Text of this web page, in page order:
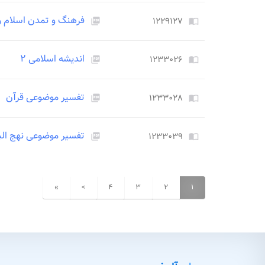
import_contacts ۱۲۲۹۱۲۷ picture_as_pdf فرهنگ و تمدن اسلام
import_contacts ۱۲۳۳۰۲۶ picture_as_pdf اندیشه اسلامی ۲
import_contacts ۱۲۳۳۰۲۸ picture_as_pdf تفسیر موضوعی قرآن
import_contacts ۱۲۳۳۰۳۹ picture_as_pdf تفسیر موضوعی نهج
۱ ۲ ۳ ۴ >
»